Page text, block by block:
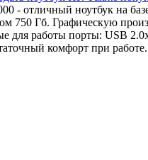
- отличный ноутбук на
750 Гб. Графическую
для работы порты: USB
комфорт при